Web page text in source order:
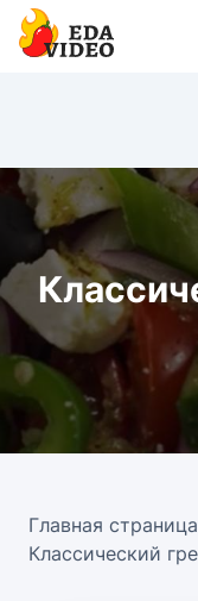
Главная страница
Классический